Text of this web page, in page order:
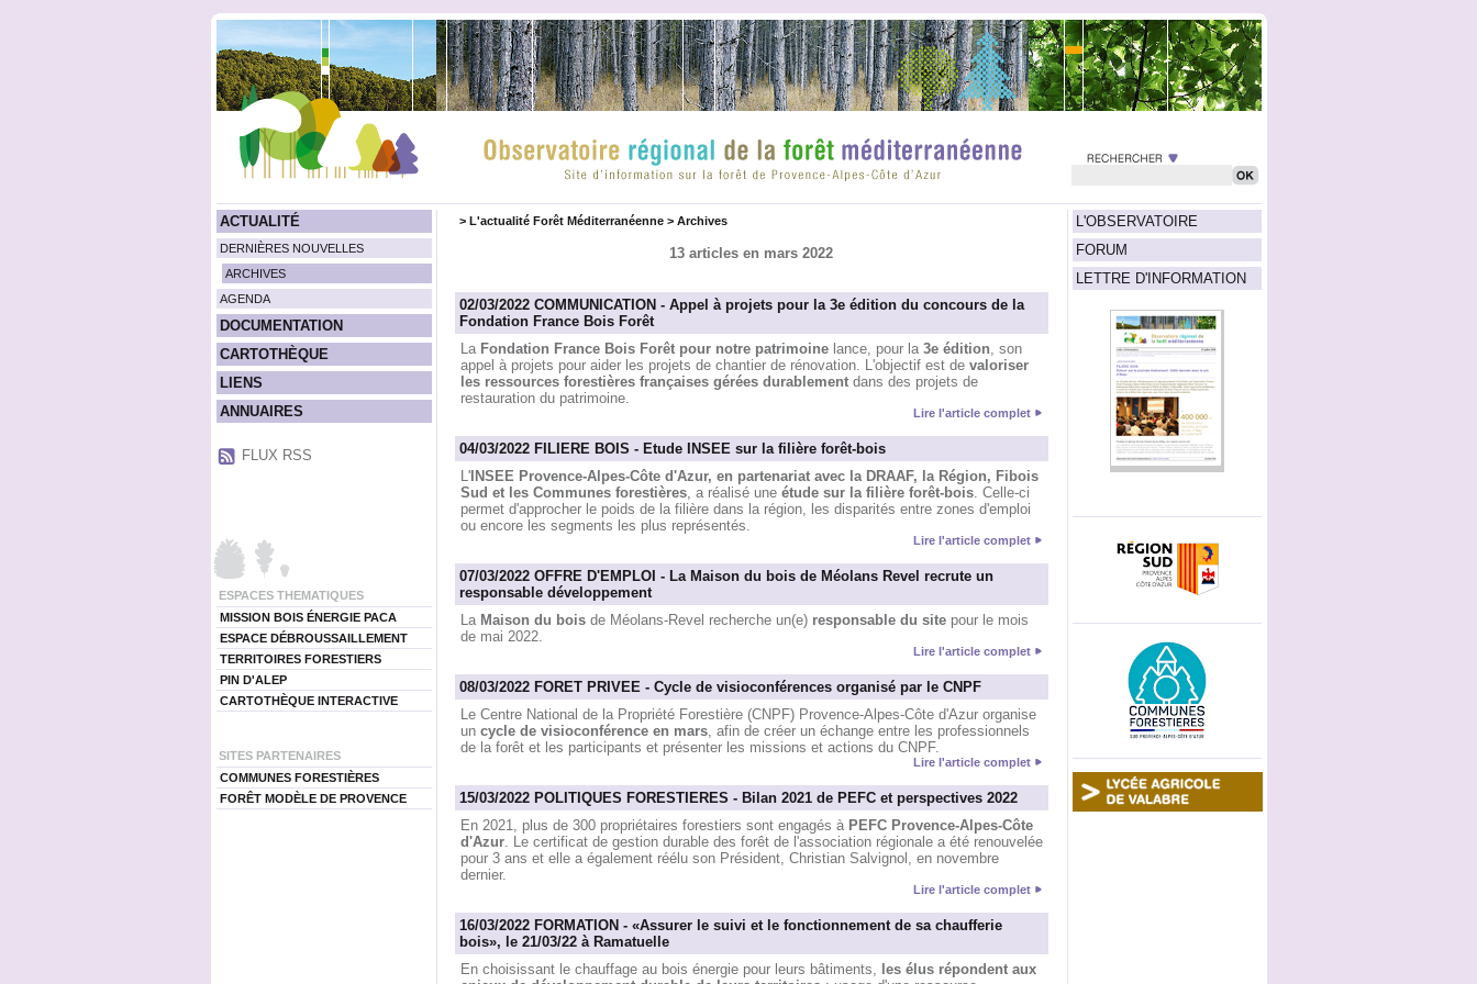
ACTUALITÉ
DERNIÈRES NOUVELLES
ARCHIVES
AGENDA
DOCUMENTATION
CARTOTHÈQUE
LIENS
ANNUAIRES
FLUX RSS
ESPACES THEMATIQUES
MISSION BOIS ÉNERGIE PACA
ESPACE DÉBROUSSAILLEMENT
TERRITOIRES FORESTIERS
PIN D'ALEP
CARTOTHÈQUE INTERACTIVE
SITES PARTENAIRES
COMMUNES FORESTIÈRES
FORÊT MODÈLE DE PROVENCE
L'OBSERVATOIRE
FORUM
LETTRE D'INFORMATION
> L'actualité Forêt Méditerranéenne> Archives
13 articles en mars 2022
02/03/2022 COMMUNICATION - Appel à projets pour la 3e édition du concours de la
Fondation France Bois Forêt
La Fondation France Bois Forêt pour notre patrimoinelance, pour la 3e édition, son
appel à projets pour aider les projets de chantier de rénovation. L'objectif est de valoriser
les ressources forestières françaises gérées durablementdans des projets de
restauration du patrimoine.
Lire l'article complet
04/03/2022 FILIERE BOIS - Etude INSEE sur la filière forêt-bois
L'INSEE Provence-Alpes-Côte d'Azur, en partenariat avec la DRAAF, la Région, Fibois
Sud et les Communes forestières, a réalisé une étude sur la filière forêt-bois. Celle-ci
permet d'approcher le poids de la filière dans la région, les disparités entre zones d'emploi
ou encore les segments les plus représentés.
Lire l'article complet
07/03/2022 OFFRE D'EMPLOI - La Maison du bois de Méolans Revel recrute un
responsable développement
La Maison du boisde Méolans-Revel recherche un(e) responsable du sitepour le mois
de mai 2022.
Lire l'article complet
08/03/2022 FORET PRIVEE - Cycle de visioconférences organisé par le CNPF
Le Centre National de la Propriété Forestière (CNPF) Provence-Alpes-Côte d'Azur organise
un cycle de visioconférence en mars, afin de créer un échange entre les professionnels
de la forêt et les participants et présenter les missions et actions du CNPF.
Lire l'article complet
15/03/2022 POLITIQUES FORESTIERES - Bilan 2021 de PEFC et perspectives 2022
En 2021, plus de 300 propriétaires forestiers sont engagés à PEFC Provence-Alpes-Côte
d'Azur. Le certificat de gestion durable des forêt de l'association régionale a été renouvelée
pour 3 ans et elle a également réélu son Président, Christian Salvignol, en novembre
dernier.
Lire l'article complet
16/03/2022 FORMATION - «Assurer le suivi et le fonctionnement de sa chaufferie
bois», le 21/03/22 à Ramatuelle
En choisissant le chauffage au bois énergie pour leurs bâtiments, les élus répondent aux